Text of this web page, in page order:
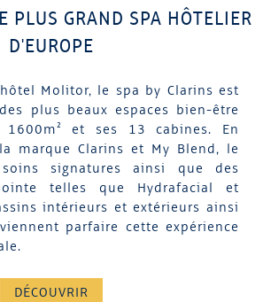
PLUS GRAND SPA HÔTELIER
D'EUROPE
Molitor, le spa by Clarins est
plus beaux espaces bien-être
et ses 13 cabines. En
marque Clarins et My Blend, le
signatures ainsi que des
telles que Hydrafacial et
intérieurs et extérieurs ainsi
parfaire cette expérience
DÉCOUVRIR